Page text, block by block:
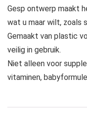
Gesp ontwerp maakt
wat u maar wilt, zoals
Gemaakt van plastic
veilig in gebruik.
Niet alleen voor
vitaminen,